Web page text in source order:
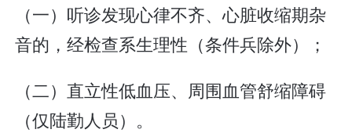
（一）听诊发现心律不齐、心脏收缩期杂
音的，经检查系生理性（条件兵除外）；
（二）直立性低血压、周围血管舒缩障碍
（仅陆勤人员）。